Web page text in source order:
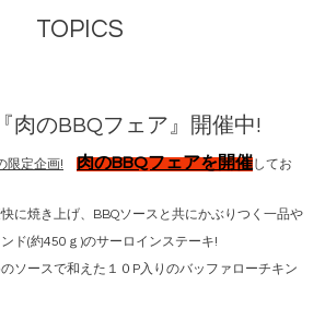
TOPICS
肉のBBQフェア』開催中!
限定企画! 肉のBBQフェアを開催してお
に焼き上げ、BBQソースと共にかぶりつく一品や
ド(約450ｇ)のサーロインステーキ!
ソースで和えた１０P入りのバッファローチキン